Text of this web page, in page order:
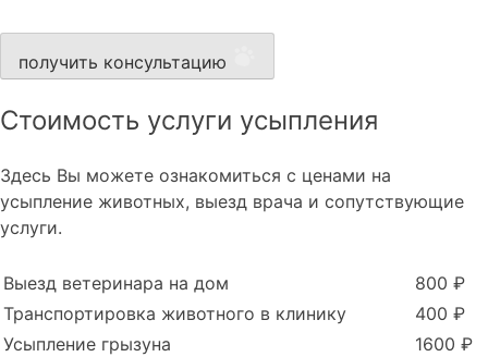
получить консультацию
Стоимость услуги усыпления
Здесь Вы можете ознакомиться с ценами на
усыпление животных, выезд врача и сопутствующие
услуги.
Выезд ветеринара на дом
800 ₽
Транспортировка животного в клинику
400 ₽
Усыпление грызуна
1600 ₽